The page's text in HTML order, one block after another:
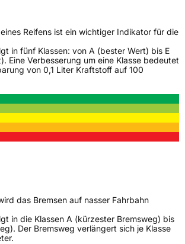
HP
SUV
Reifens ist ein wichtiger Indikator für die
in fünf Klassen: von A (bester Wert) bis E
Eine Verbesserung um eine Klasse bedeutet
von 0,1 Liter Kraftstoff auf 100
das Bremsen auf nasser Fahrbahn
in die Klassen A (kürzester Bremsweg) bis
Der Bremsweg verlängert sich je Klasse